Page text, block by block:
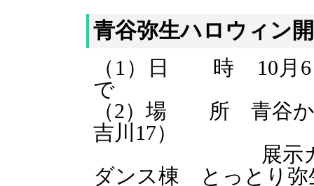
青谷弥生ハロウィン
（1）日 時 10月6
で
（2）場 所 青谷か
吉川17）
展示ガイダン
ダンス棟 とっとり弥